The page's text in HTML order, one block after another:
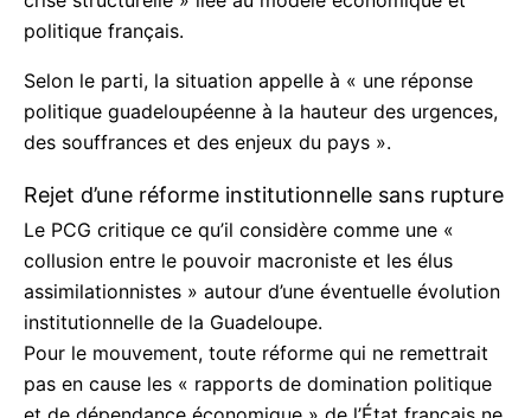
économique et politique français.
Selon le parti, la situation appelle à « une réponse
politique guadeloupéenne à la hauteur des
urgences, des souffrances et des enjeux du pays ».
Rejet d’une réforme institutionnelle sans
rupture
Le PCG critique ce qu’il considère comme une «
collusion entre le pouvoir macroniste et les élus
assimilationnistes » autour d’une éventuelle
évolution institutionnelle de la Guadeloupe.
Pour le mouvement, toute réforme qui ne remettrait
pas en cause les « rapports de domination